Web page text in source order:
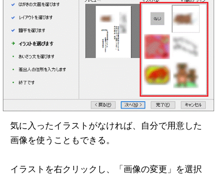
気に入ったイラストがなければ、自分で用意した
画像を使うこともできる。
イラストを右クリックし、「画像の変更」を選択